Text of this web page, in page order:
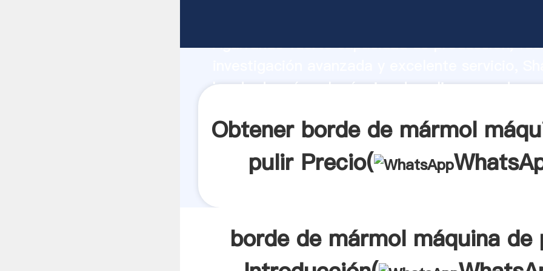
Agarrando fuerte capacidad de producción,
borde de mármol máquina de pulir proveedor
Obtener borde de mármol
pulir Precio(
borde de mármol máquina de